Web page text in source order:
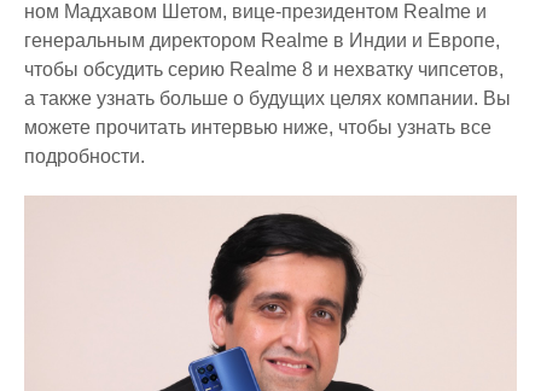
ном Мадхавом Шетом, вице-президентом Realme и
генеральным директором Realme в Индии и Европе,
чтобы обсудить серию Realme 8 и нехватку чипсетов,
а также узнать больше о будущих целях компании. Вы
можете прочитать интервью ниже, чтобы узнать все
подробности.